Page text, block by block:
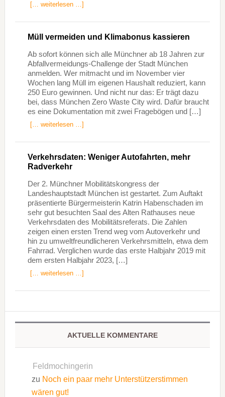
[… weiterlesen …]
Müll vermeiden und Klimabonus kassieren
Ab sofort können sich alle Münchner ab 18 Jahren zur
Abfallvermeidungs-Challenge der Stadt München
anmelden. Wer mitmacht und im November vier
Wochen lang Müll im eigenen Haushalt reduziert, kann
250 Euro gewinnen. Und nicht nur das: Er trägt dazu
bei, dass München Zero Waste City wird. Dafür braucht
es eine Dokumentation mit zwei Fragebögen und […]
[… weiterlesen …]
Verkehrsdaten: Weniger Autofahrten, mehr
Radverkehr
Der 2. Münchner Mobilitätskongress der
Landeshauptstadt München ist gestartet. Zum Auftakt
präsentierte Bürgermeisterin Katrin Habenschaden im
sehr gut besuchten Saal des Alten Rathauses neue
Verkehrsdaten des Mobilitätsreferats. Die Zahlen
zeigen einen ersten Trend weg vom Autoverkehr und
hin zu umweltfreundlicheren Verkehrsmitteln, etwa dem
Fahrrad. Verglichen wurde das erste Halbjahr 2019 mit
dem ersten Halbjahr 2023, […]
[… weiterlesen …]
AKTUELLE KOMMENTARE
Feldmochingerin
zu Noch ein paar mehr Unterstützerstimmen
wären gut!